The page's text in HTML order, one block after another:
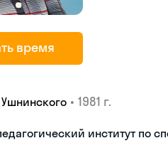
время
• 1981 г.
институт по